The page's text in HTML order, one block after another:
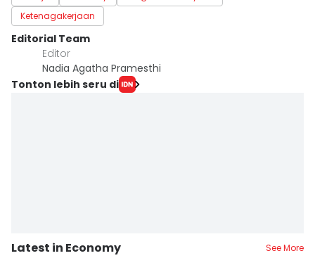
Ketenagakerjaan
Editorial Team
Editor
Nadia Agatha Pramesthi
Tonton lebih seru di
Latest in Economy See More